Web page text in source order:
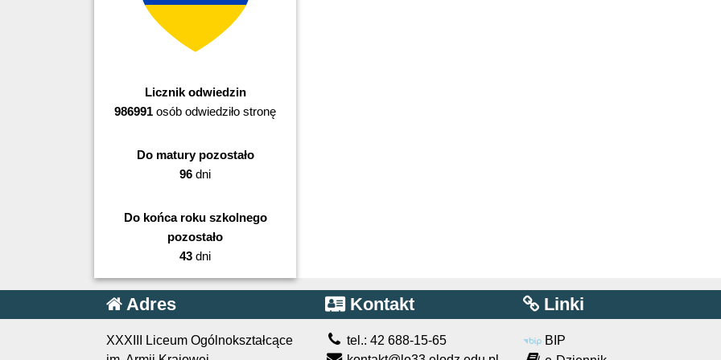
Licznik odwiedzin
986991 osób odwiedziło stronę
Do matury pozostało
96 dni
Do końca roku szkolnego
pozostało
43 dni
Adres
XXXIII Liceum Ogólnokształcące
Kontakt
tel.: 42 688-15-65
Linki
BIP